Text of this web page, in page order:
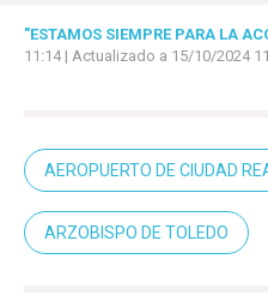
"ESTAMOS SIEMPRE PARA LA
11:14| Actualizado a 15/10/2024
AEROPUERTO DE CIUDAD
ARZOBISPO DE TOLEDO